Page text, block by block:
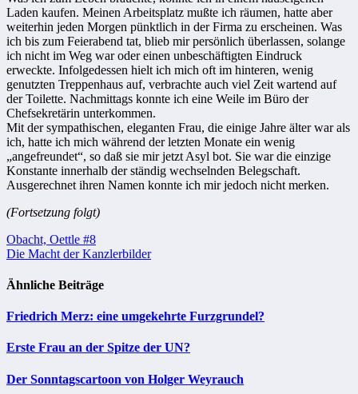
Laden kaufen. Meinen Arbeitsplatz mußte ich räumen, hatte aber
weiterhin jeden Morgen pünktlich in der Firma zu erscheinen. Was
ich bis zum Feierabend tat, blieb mir persönlich überlassen, solange
ich nicht im Weg war oder einen unbeschäftigten Eindruck
erweckte. Infolgedessen hielt ich mich oft im hinteren, wenig
genutzten Treppenhaus auf, verbrachte auch viel Zeit wartend auf
der Toilette. Nachmittags konnte ich eine Weile im Büro der
Chefsekretärin unterkommen.
Mit der sympathischen, eleganten Frau, die einige Jahre älter war als
ich, hatte ich mich während der letzten Monate ein wenig
„angefreundet“, so daß sie mir jetzt Asyl bot. Sie war die einzige
Konstante innerhalb der ständig wechselnden Belegschaft.
Ausgerechnet ihren Namen konnte ich mir jedoch nicht merken.
(Fortsetzung folgt)
Beitragsnavigation
Obacht, Oettle #8
Die Macht der Kanzlerbilder
Ähnliche Beiträge
Friedrich Merz: eine umgekehrte Furzgrundel?
Erste Frau an der Spitze der UN?
Der Sonntagscartoon von Holger Weyrauch